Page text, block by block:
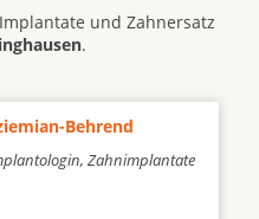
und Zahnersatz
.
Behrend
Zahnimplantate